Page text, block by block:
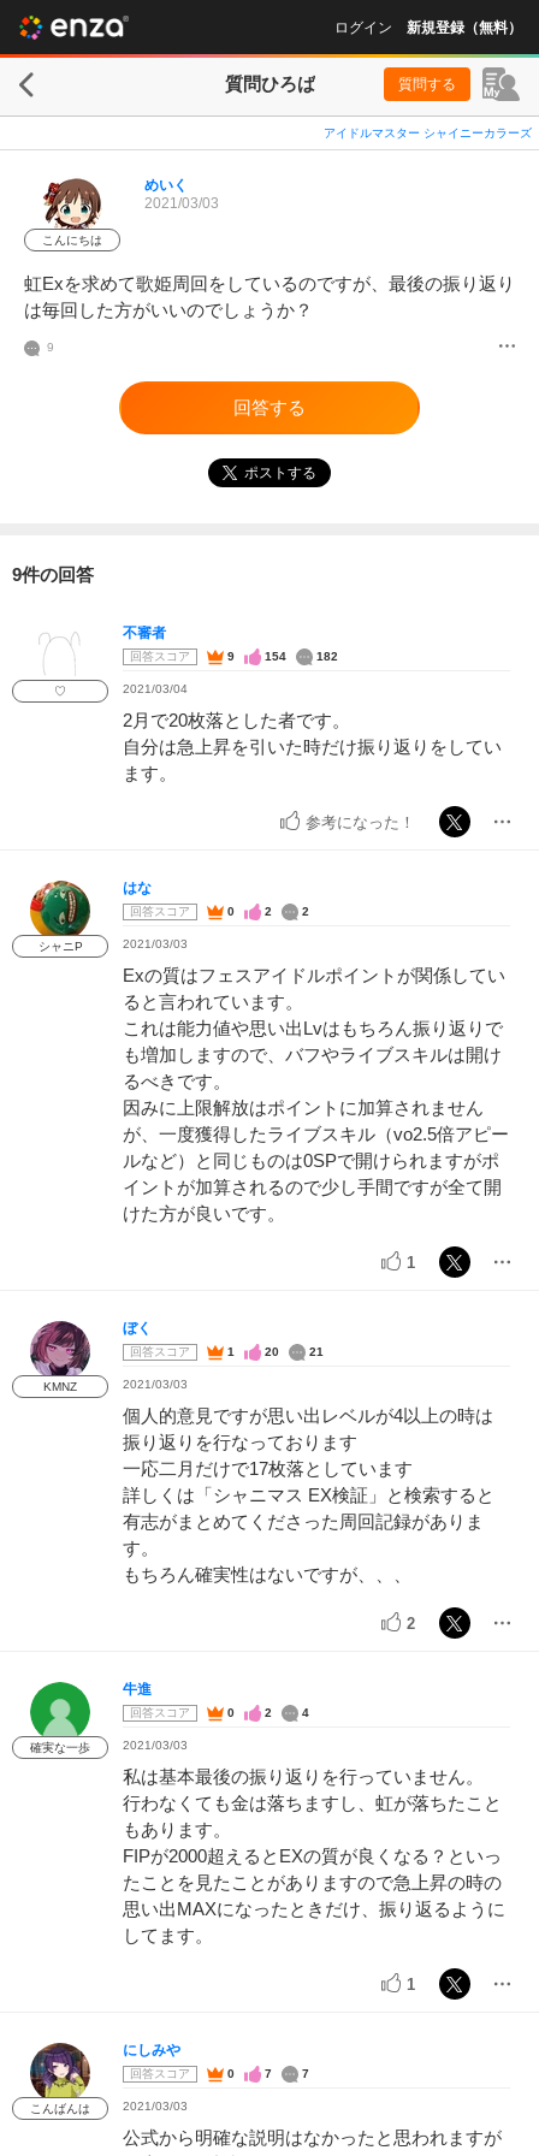
ログイン 新規登録（無料）
質問ひろば 質問する
アイドルマスター シャイニーカラーズ
こんにちは
めいく
2021/03/03
虹Exを求めて歌姫周回をしているのですが、最後の振り返り
は毎回した方がいいのでしょうか？
9
回答する
ポストする
9件の回答
♡
不審者
回答スコア 9 154 182
2021/03/04
2月で20枚落とした者です。
自分は急上昇を引いた時だけ振り返りをしてい
ます。
参考になった！
シャニP
はな
回答スコア 0 2 2
2021/03/03
Exの質はフェスアイドルポイントが関係してい
ると言われています。
これは能力値や思い出Lvはもちろん振り返りで
も増加しますので、バフやライブスキルは開け
るべきです。
因みに上限解放はポイントに加算されません
が、一度獲得したライブスキル（vo2.5倍アピー
ルなど）と同じものは0SPで開けられますがポ
イントが加算されるので少し手間ですが全て開
けた方が良いです。
1
KMNZ
ぼく
回答スコア 1 20 21
2021/03/03
個人的意見ですが思い出レベルが4以上の時は
振り返りを行なっております
一応二月だけで17枚落としています
詳しくは「シャニマス EX検証」と検索すると
有志がまとめてくださった周回記録がありま
す。
もちろん確実性はないですが、、、
2
確実な一歩
牛進
回答スコア 0 2 4
2021/03/03
私は基本最後の振り返りを行っていません。
行わなくても金は落ちますし、虹が落ちたこと
もあります。
FIPが2000超えるとEXの質が良くなる？といっ
たことを見たことがありますので急上昇の時の
思い出MAXになったときだけ、振り返るように
してます。
1
こんばんは
にしみや
回答スコア 0 7 7
2021/03/03
公式から明確な説明はなかったと思われますが